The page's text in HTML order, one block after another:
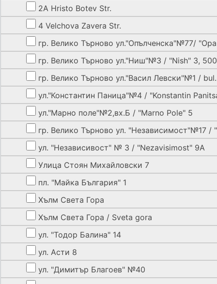
2A Hristo Botev Str.
4 Velchova Zavera Str.
гр. Велико Търново ул."Опълченска"№77/
гр. Велико Търново ул."Ниш"№3 / "Nish" 3,
гр. Велико Търново ул."Васил Левски"№1 /
ул."Константин Паница"№4 / "Konstantin
ул."Марно поле"№2,вх.Б / "Marno Pole" 5
гр. Велико Търново ул. "Независимост"№17 /
ул. "Независивост" № 3 / "Nezavisimost" 9А
Улица Стоян Михайловски 7
пл. "Майка България" 1
Хълм Света Гора
Хълм Света Гора / Sveta gora
ул. "Тодор Балина" 14
ул. Асти 8
ул. "Димитър Благоев" №40